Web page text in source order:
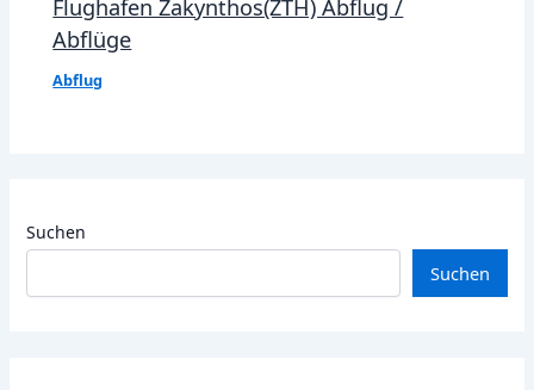
Flughafen Zakynthos(ZTH) Abflug /
Abflüge
Abflug
Suchen
Suchen